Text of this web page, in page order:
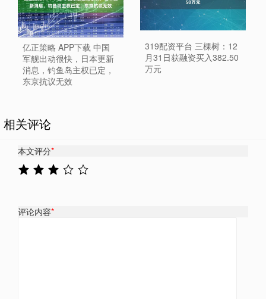
亿正策略 APP下载 中国
军舰出动很快，日本更新
消息，钓鱼岛主权已定，
东京抗议无效
319配资平台 三棵树：12
月31日获融资买入382.50
万元
相关评论
本文评分*
评论内容*